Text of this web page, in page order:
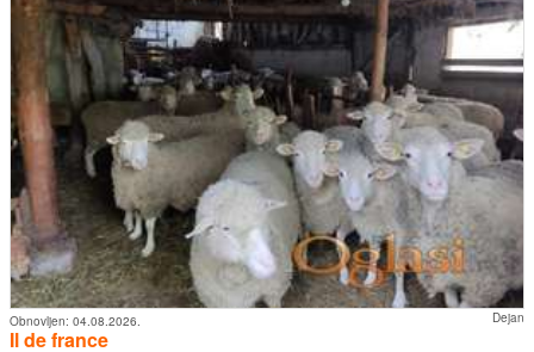
Dejan
Obnovljen: 04.08.2026.
Il de france